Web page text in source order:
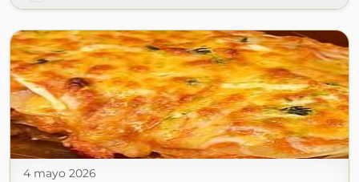
4 mayo 2026